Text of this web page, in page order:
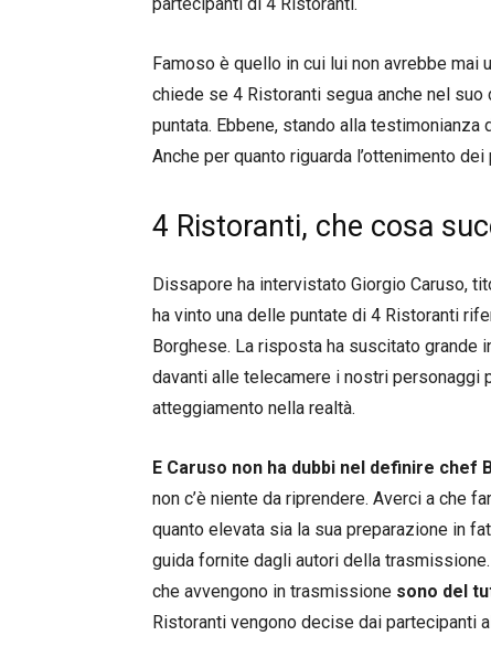
Famoso è quello in cui lui non avrebbe
chiede se 4 Ristoranti segua anche nel
puntata. Ebbene, stando alla
Anche per quanto riguarda l’ottenimento dei
4 Ristoranti, che cosa
Dissapore ha intervistato Giorgio Caruso,
ha vinto una delle puntate di 4 Ristoranti
Borghese. La risposta ha suscitato
davanti alle telecamere i nostri personaggi
atteggiamento nella realtà.
E Caruso non ha dubbi nel definire chef
non c’è niente da riprendere. Averci a che
quanto elevata sia la sua preparazione in
guida fornite dagli autori della
che avvengono in trasmissione sono del
Ristoranti vengono decise dai partecipanti